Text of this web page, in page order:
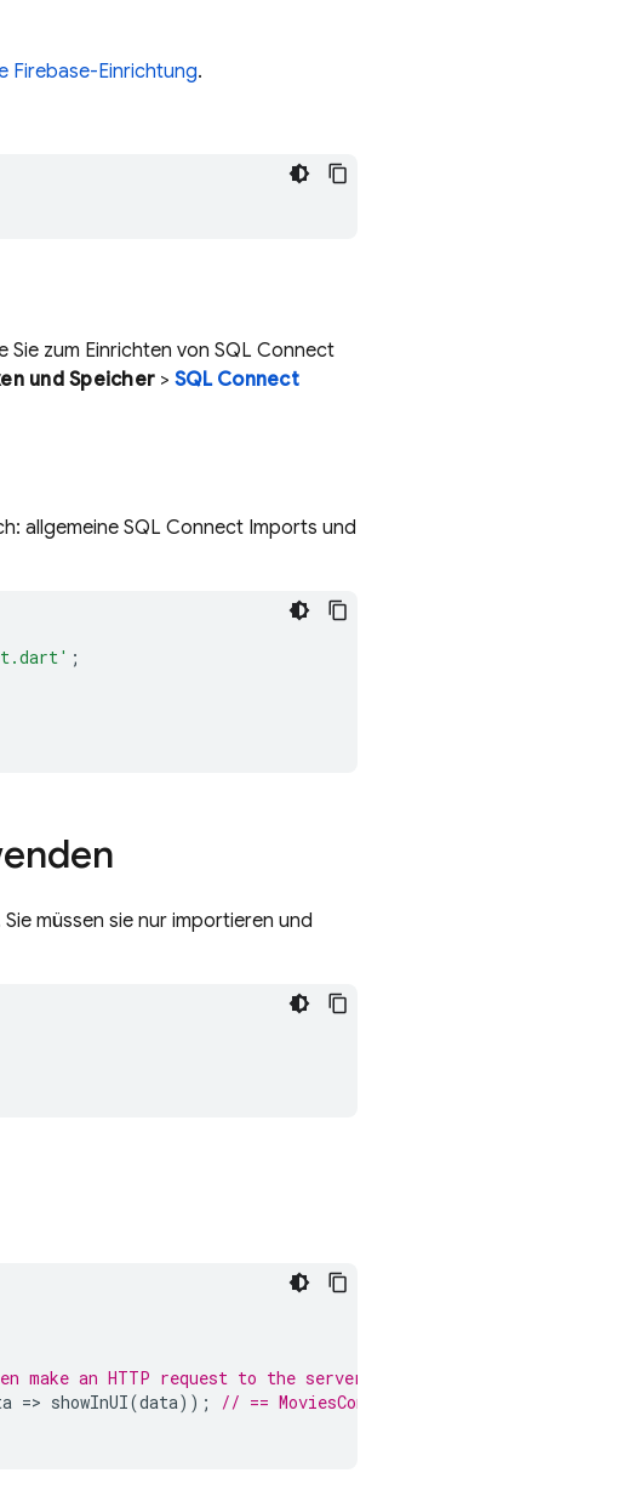
Firebase-Einrichtung.
zum Einrichten von SQL Connect
und Speicher > SQL Connect
allgemeine SQL Connect Imports und
;
müssen sie nur importieren und
an HTTP request to the server.
=> showInUI(data));
// ==